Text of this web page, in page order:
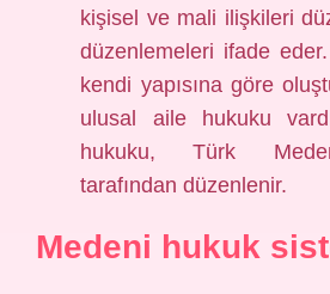
kişisel ve mali ilişkileri
düzenlemeleri ifade
kendi yapısına göre
ulusal aile hukuku
hukuku, Türk
tarafından düzenlenir.
Medeni hukuk